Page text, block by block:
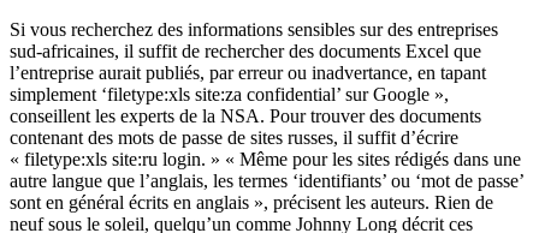
Si vous recherchez des informations sensibles sur des entreprises
sud-africaines, il suffit de rechercher des documents Excel que
l’entreprise aurait publiés, par erreur ou inadvertance, en tapant
simplement ‘filetype:xls site:za confidential’ sur Google »,
conseillent les experts de la NSA. Pour trouver des documents
contenant des mots de passe de sites russes, il suffit d’écrire
« filetype:xls site:ru login. » « Même pour les sites rédigés dans une
autre langue que l’anglais, les termes ‘identifiants’ ou ‘mot de passe’
sont en général écrits en anglais », précisent les auteurs. Rien de
neuf sous le soleil, quelqu’un comme Johnny Long décrit ces